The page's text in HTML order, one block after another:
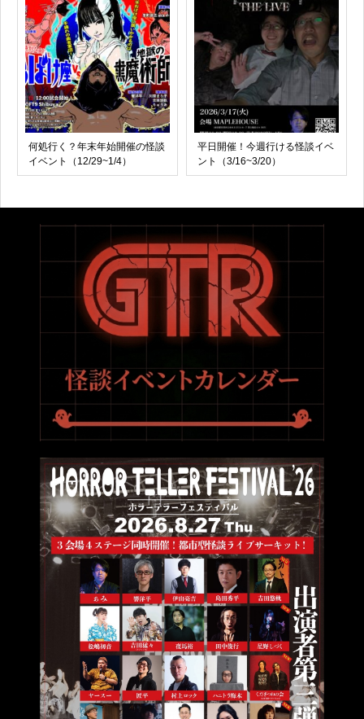
何処行く？年末年始開催の怪談
イベント（12/29~1/4）
平日開催！今週行ける怪談イベ
ント（3/16~3/20）